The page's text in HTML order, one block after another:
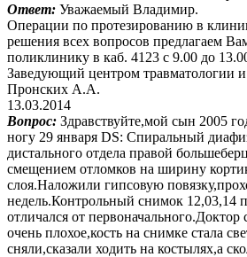
Ответ: Уважаемый Владимир.
Операции по протезированию в
решения всех вопросов предлагаем
поликлинику в каб. 4123 с 9.00 до
Заведующий центром травматологии
Пронских А.А.
13.03.2014
Вопрос: Здравствуйте,мой сын 2005
ногу 29 января DS: Спиральный
дистального отдела правой
смещением отломков на ширину
слоя.Наложили гипсовую
недель.Контрольный снимок 12,03,14
отличался от первоначального.Доктор
очень плохое,кость на снимке стала
сняли,сказали ходить на костылях,а